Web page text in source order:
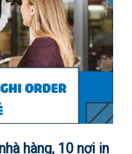
hàng, 10 nơi in